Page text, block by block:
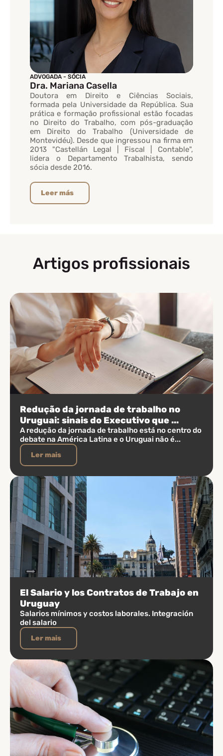
ADVOGADA - SÓCIA
Dra. Mariana Casella
Doutora em Direito e Ciências Sociais,
formada pela Universidade da República. Sua
prática e formação profissional estão focadas
no Direito do Trabalho, com pós-graduação
em Direito do Trabalho (Universidade de
Montevidéu). Desde que ingressou na firma em
2013 "Castellán Legal | Fiscal | Contable",
lidera o Departamento Trabalhista, sendo
sócia desde 2016.
Leer más
Artigos profissionais
Redução da jornada de trabalho no
Uruguai: sinais do Executivo que ...
A redução da jornada de trabalho está no centro do
debate na América Latina e o Uruguai não é...
Ler mais
El Salario y los Contratos de Trabajo en
Uruguay
Salarios mínimos y costos laborales. Integración
del salario
Ler mais